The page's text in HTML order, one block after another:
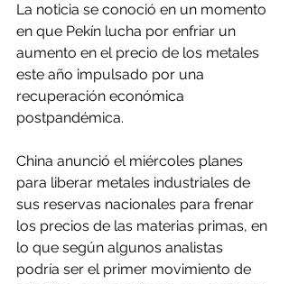
La noticia se conoció en un momento
en que Pekín lucha por enfriar un
aumento en el precio de los metales
este año impulsado por una
recuperación económica
postpandémica.
China anunció el miércoles planes
para liberar metales industriales de
sus reservas nacionales para frenar
los precios de las materias primas, en
lo que según algunos analistas
podría ser el primer movimiento de